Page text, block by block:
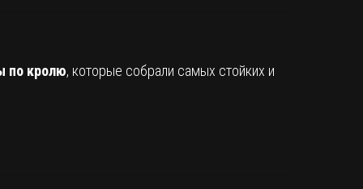
по кролю, которые собрали самых стойких и